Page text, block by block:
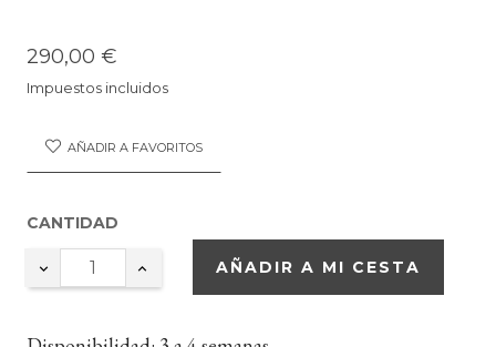
290,00 €
Impuestos incluidos
AÑADIR A FAVORITOS
CANTIDAD
AÑADIR A MI CESTA